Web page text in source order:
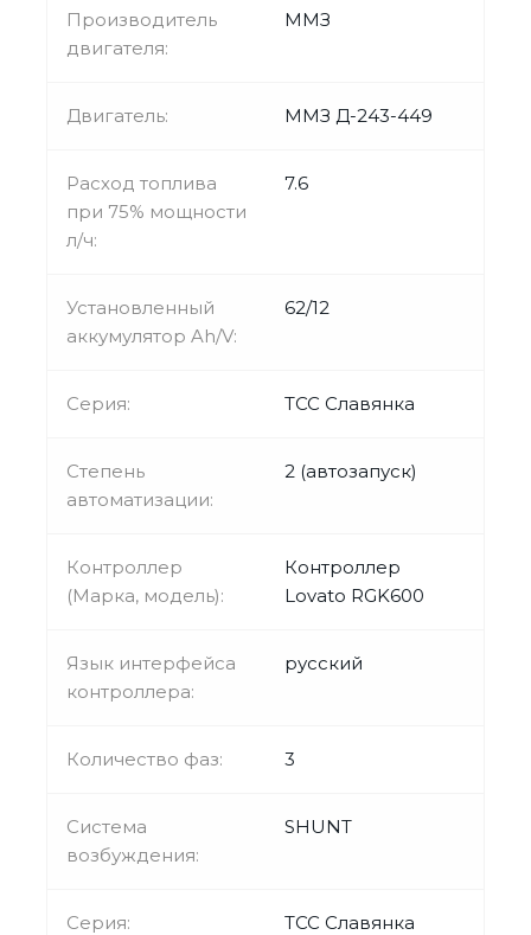
Производитель
двигателя:
ММЗ
Двигатель: ММЗ Д-243-449
Расход топлива
при 75% мощности
л/ч:
7.6
Установленный
аккумулятор Ah/V:
62/12
Серия: ТСС Славянка
Степень
автоматизации:
2 (автозапуск)
Контроллер
(Марка, модель):
Контроллер
Lovato RGK600
Язык интерфейса
контроллера:
русский
Количество фаз: 3
Система
возбуждения:
SHUNT
Серия: ТСС Славянка